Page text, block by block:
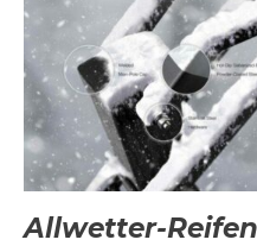
Allwetter-Reifen